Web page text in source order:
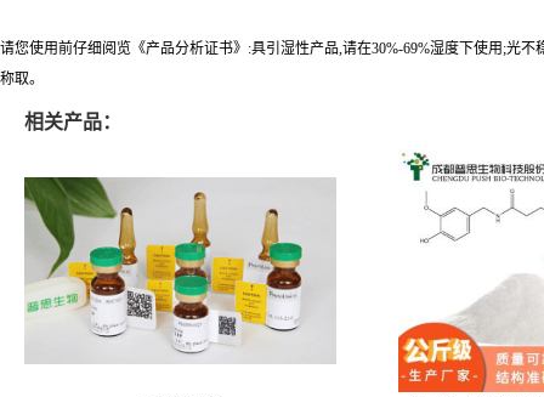
请您使用前仔细阅览《产品分析证书》:具引湿性产品,请在30%-69%湿度下使用;光
称取。
相关产品：